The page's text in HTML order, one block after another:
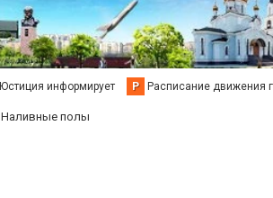
Юстиция информирует Р Расписание движения
Наливные полы